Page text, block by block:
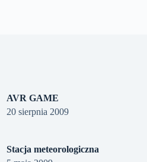
AVR GAME
20 sierpnia 2009
Stacja meteorologiczna